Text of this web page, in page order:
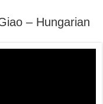
– Hungarian